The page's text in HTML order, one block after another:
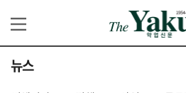
뉴스